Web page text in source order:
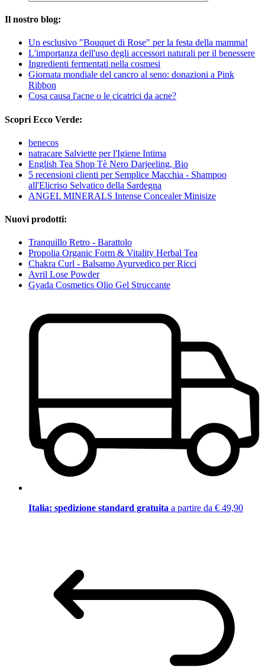
Il nostro blog:
Un esclusivo "Bouquet di Rose" per la festa della mamma!
L'importanza dell'uso degli accessori naturali per il benessere
Ingredienti fermentati nella cosmesi
Giornata mondiale del cancro al seno: donazioni a Pink
Ribbon
Cosa causa l'acne o le cicatrici da acne?
Scopri Ecco Verde:
benecos
natracare Salviette per l'Igiene Intima
English Tea Shop Tè Nero Darjeeling, Bio
5 recensioni clienti per Semplice Macchia - Shampoo
all'Elicriso Selvatico della Sardegna
ANGEL MINERALS Intense Concealer Minisize
Nuovi prodotti:
Tranquillo Retro - Barattolo
Propolia Organic Form & Vitality Herbal Tea
Chakra Curl - Balsamo Ayurvedico per Ricci
Avril Lose Powder
Gyada Cosmetics Olio Gel Struccante
Italia: spedizione standard gratuita a partire da € 49,90